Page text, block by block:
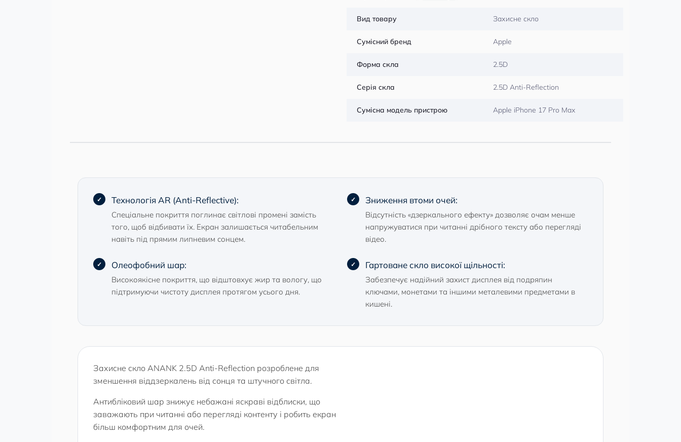
Вид товару Захисне скло
Сумісний бренд Apple
Форма скла 2.5D
Серія скла 2.5D Anti-Reflection
Сумісна модель пристрою Apple iPhone 17 Pro Max
Технологія AR (Anti-Reflective):
Спеціальне покриття поглинає світлові промені замість
того, щоб відбивати їх. Екран залишається читабельним
навіть під прямим липневим сонцем.
Зниження втоми очей:
Відсутність «дзеркального ефекту» дозволяє очам менше
напружуватися при читанні дрібного тексту або перегляді
відео.
Олеофобний шар:
Високоякісне покриття, що відштовхує жир та вологу, що
підтримуючи чистоту дисплея протягом усього дня.
Гартоване скло високої щільності:
Забезпечує надійний захист дисплея від подряпин
ключами, монетами та іншими металевими предметами в
кишені.
Захисне скло ANANK 2.5D Anti-Reflection розроблене для
зменшення віддзеркалень від сонця та штучного світла.
Антибліковий шар знижує небажані яскраві відблиски, що
заважають при читанні або перегляді контенту і робить екран
більш комфортним для очей.